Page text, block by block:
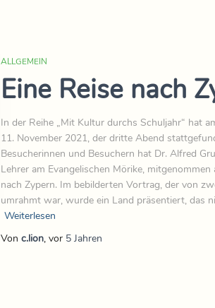
ALLGEMEIN
Eine Reise nach
In der Reihe „Mit Kultur durchs Schuljahr“ hat
11. November 2021, der dritte Abend
Besucherinnen und Besuchern hat Dr. Alfred
Lehrer am Evangelischen Mörike, mitgenommen
nach Zypern. Im bebilderten Vortrag, der von
umrahmt war, wurde ein Land präsentiert, das
Weiterlesen
Von c.lion, vor 5 Jahren